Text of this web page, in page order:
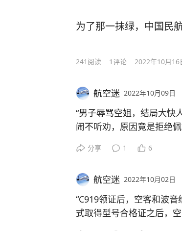
为了那一抹绿，中国民
241 阅读 1评论 2022年10月16
航空迷 2022年10月09日
“男子辱骂空姐，结局大快
闹不听劝，原因竟是拒绝
外事件。
春秋航 空给出的回应称，
分享 1 6
航空迷 2022年10月02日
“C919领证后，空客和波
式取得型号合格证之后，